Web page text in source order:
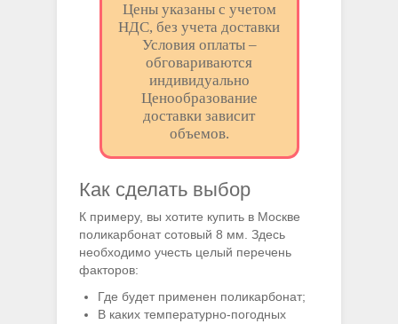
Цены указаны с учетом
НДС, без учета доставки
Условия оплаты –
обговариваются
индивидуально
Ценообразование
доставки зависит
объемов.
Как сделать выбор
К примеру, вы хотите купить в Москве
поликарбонат сотовый 8 мм. Здесь
необходимо учесть целый перечень
факторов:
Где будет применен поликарбонат;
В каких температурно-погодных